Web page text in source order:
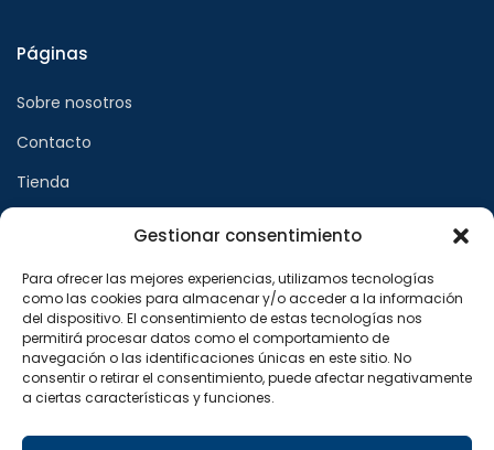
Gestionar consentimiento
Para ofrecer las mejores experiencias, utilizamos tecnologías
como las cookies para almacenar y/o acceder a la información
del dispositivo. El consentimiento de estas tecnologías nos
permitirá procesar datos como el comportamiento de
navegación o las identificaciones únicas en este sitio. No
consentir o retirar el consentimiento, puede afectar negativamente
a ciertas características y funciones.
Páginas
Sobre nosotros
Contacto
Tienda
Aviso legal
Política de privacidad
Política de cookies
Síguenos en